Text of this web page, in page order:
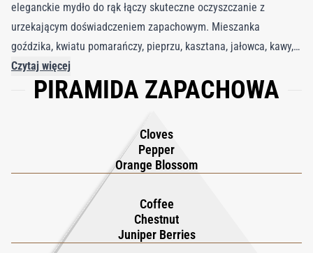
eleganckie mydło do rąk łączy skuteczne oczyszczanie z
urzekającym doświadczeniem zapachowym. Mieszanka
goździka, kwiatu pomarańczy, pieprzu, kasztana, jałowca, kawy,
labdanum, benzoiny i drewna gwajakowego otwiera korzenną i
zmysłową kompozycję, która zamienia zwykłe mycie rąk w
elegancję. Kasztan i kawa dodają ciepła oraz głębi, a labdanum,
benzoina i drewno gwajakowe budują tajemniczą wyrafinowaną
bazę. Łagodna formuła szanuje naturalną równowagę skóry,
oczyszcza bez wysuszania i pozostawia dłonie świeże, miękkie
oraz subtelnie pachnące. Dodaj swojej codziennej pielęgnacji
dłoni odrobinę luksusu i charakteru.
Czytaj więcej
PIRAMIDA ZAPACHOWA
Cloves
Pepper
Orange Blossom
Coffee
Chestnut
Juniper Berries